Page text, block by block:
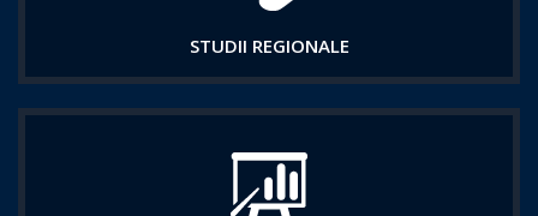
STUDII REGIONALE